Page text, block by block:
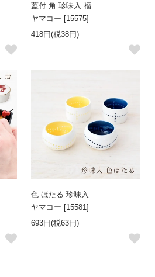
蓋付 角 珍味入 福
ヤマコー [15575]
418円(税38円)
色 ほたる 珍味入
ヤマコー [15581]
693円(税63円)